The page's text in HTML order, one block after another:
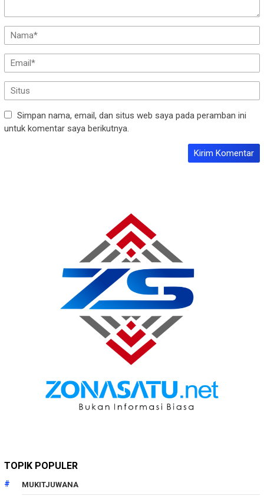
Simpan nama, email, dan situs web saya pada peramban ini
untuk komentar saya berikutnya.
TOPIK POPULER
MUKITJUWANA